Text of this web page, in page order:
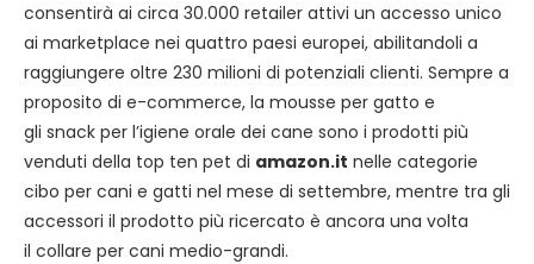
consentirà ai circa 30.000 retailer attivi un accesso unico
ai marketplace nei quattro paesi europei, abilitandoli a
raggiungere oltre 230 milioni di potenziali clienti. Sempre a
proposito di e-commerce, la mousse per gatto e
gli snack per l’igiene orale dei cane sono i prodotti più
venduti della top ten pet di amazon.it nelle categorie
cibo per cani e gatti nel mese di settembre, mentre tra gli
accessori il prodotto più ricercato è ancora una volta
il collare per cani medio-grandi.